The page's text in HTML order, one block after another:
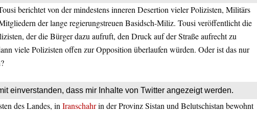
berichtet von der mindestens inneren Desertion vieler Polizisten, Militärs
der lange regierungstreuen Basidsch-Miliz. Tousi veröffentlicht die
der die Bürger dazu aufruft, den Druck auf der Straße aufrecht zu
viele Polizisten offen zur Opposition überlaufen würden. Oder ist das nur
einverstanden, dass mir Inhalte von Twitter angezeigt werden.
des Landes, inIranschahrin der Provinz Sistan und Belutschistan bewohnt